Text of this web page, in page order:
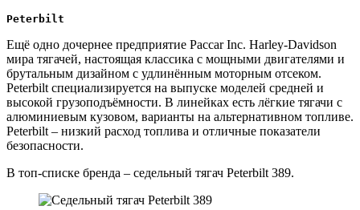
Peterbilt
Ещё одно дочернее предприятие Paccar Inc. Harley-Davidson
мира тягачей, настоящая классика с мощными двигателями и
брутальным дизайном с удлинённым моторным отсеком.
Peterbilt специализируется на выпуске моделей средней и
высокой грузоподъёмности. В линейках есть лёгкие тягачи с
алюминиевым кузовом, варианты на альтернативном топливе.
Peterbilt – низкий расход топлива и отличные показатели
безопасности.
В топ-списке бренда – седельный тягач Peterbilt 389.